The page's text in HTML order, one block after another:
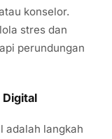
konselor.
stres dan
perundungan
Digital
adalah langkah